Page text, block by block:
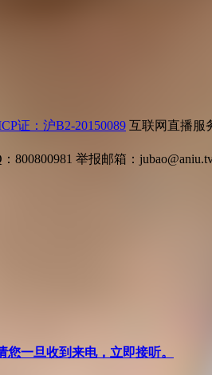
证：沪B2-20150089 互联网直播服
800800981 举报邮箱：
一旦收到来电，立即接听。